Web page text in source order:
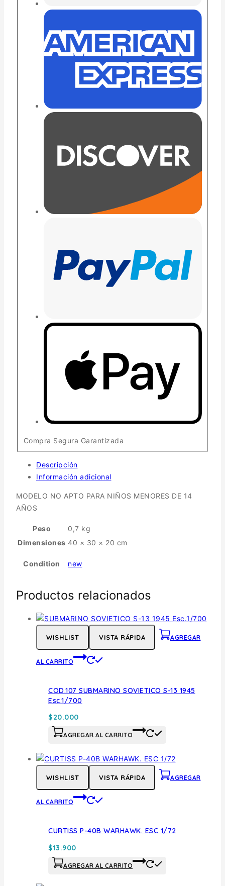
Compra Segura Garantizada
Descripción
Información adicional
MODELO NO APTO PARA NIÑOS MENORES DE 14
AÑOS
Peso
0,7 kg
Dimensiones 40 × 30 × 20 cm
Condition new
Productos relacionados
WISHLIST VISTA RÁPIDA AGREGAR
AL CARRITO
COD.107 SUBMARINO SOVIETICO S-13 1945
Esc.1/700
$20.000
AGREGAR AL CARRITO
WISHLIST VISTA RÁPIDA AGREGAR
AL CARRITO
CURTISS P-40B WARHAWK. ESC 1/72
$13.900
AGREGAR AL CARRITO